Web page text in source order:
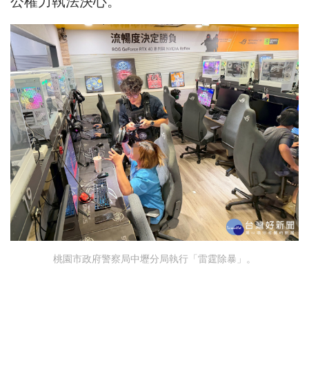
桃園市政府警察局中壢分局執行「雷霆除暴」。